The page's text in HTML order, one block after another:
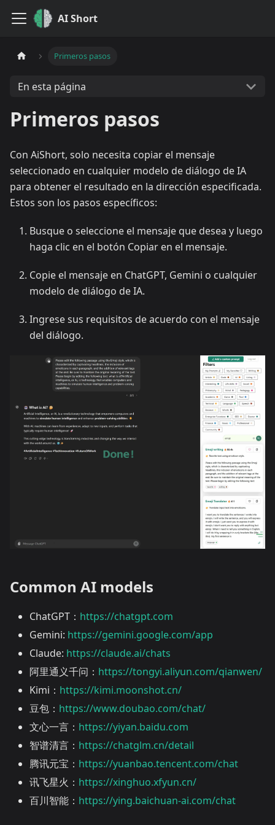
AI Short
Primeros pasos
En esta página
Primeros pasos
Con AiShort, solo necesita copiar el mensaje
seleccionado en cualquier modelo de diálogo de IA
para obtener el resultado en la dirección especificada.
Estos son los pasos específicos:
Busque o seleccione el mensaje que desea y luego
haga clic en el botón Copiar en el mensaje.
Copie el mensaje en ChatGPT, Gemini o cualquier
modelo de diálogo de IA.
Ingrese sus requisitos de acuerdo con el mensaje
del diálogo.
Common AI models
ChatGPT： https://chatgpt.com
Gemini: https://gemini.google.com/app
Claude: https://claude.ai/chats
阿里通义千问： https://tongyi.aliyun.com/qianwen/
Kimi： https://kimi.moonshot.cn/
豆包： https://www.doubao.com/chat/
文心一言： https://yiyan.baidu.com
智谱清言： https://chatglm.cn/detail
腾讯元宝： https://yuanbao.tencent.com/chat
讯飞星火： https://xinghuo.xfyun.cn/
百川智能： https://ying.baichuan-ai.com/chat